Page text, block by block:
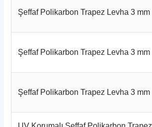
Şeffaf Polikarbon Trapez Levha 3 mm
Şeffaf Polikarbon Trapez Levha 3 mm
Şeffaf Polikarbon Trapez Levha 3 mm